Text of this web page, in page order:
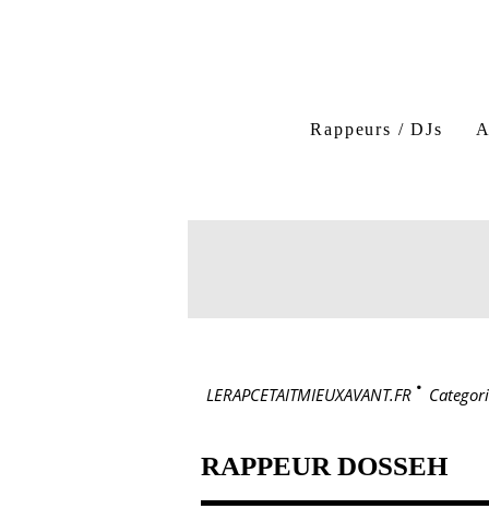
Rappeurs / DJs
LERAPCETAITMIEUXAVANT.FR >
RAPPEUR DOSSEH